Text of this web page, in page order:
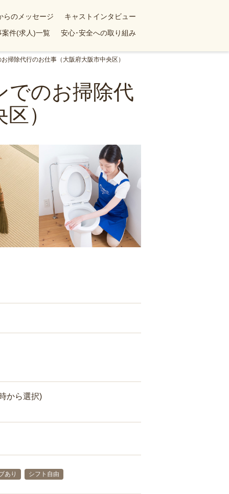
らのメッセージ
キャストインタビュー
案件(求人)一覧 安心･安全への取り組み
掃除代行のお仕事（大阪府大阪市中央区）
でのお掃除代
）
から選択)
あり シフト自由